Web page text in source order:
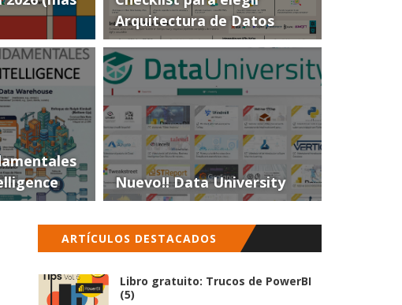
Arquitectura de Datos
Nuevo!! Data University
ARTÍCULOS DESTACADOS
Libro gratuito: Trucos de PowerBI
(5)